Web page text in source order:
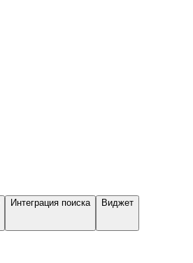
Интеграция поиска Виджет